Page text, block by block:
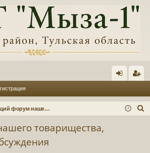
д ис
Общий форум нашего товарищества, информация, обсуждения
товарищества,